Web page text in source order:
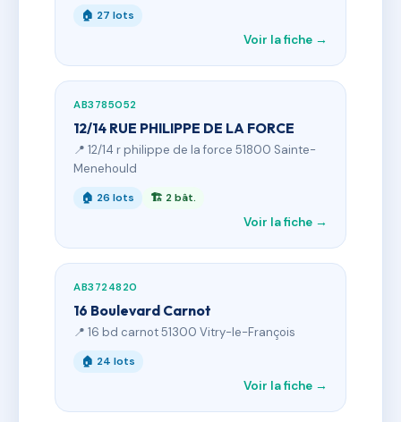
🏠 27 lots
Voir la fiche →
AB3785052
12/14 RUE PHILIPPE DE LA FORCE
📍 12/14 r philippe de la force 51800 Sainte-
Menehould
🏠 26 lots 🏗 2 bât.
Voir la fiche →
AB3724820
16 Boulevard Carnot
📍 16 bd carnot 51300 Vitry-le-François
🏠 24 lots
Voir la fiche →